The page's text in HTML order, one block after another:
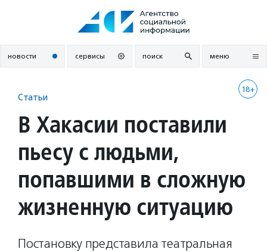
новости сервисы поиск меню
18+
Статьи
В Хакасии поставили
пьесу с людьми,
попавшими в сложную
жизненную ситуацию
Постановку представила театральная